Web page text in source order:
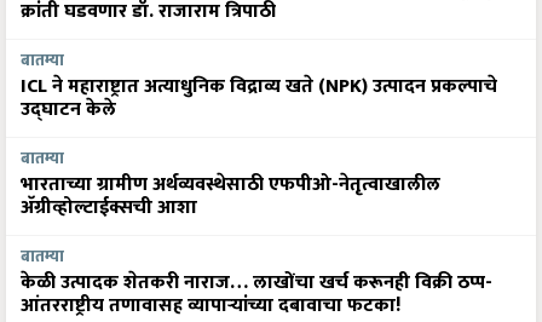
ICL ने महाराष्ट्रात अत्याधुनिक विद्राव्य खते (NPK) उत्पादन प्रकल्पाचे
उद्घाटन केले
भारताच्या ग्रामीण अर्थव्यवस्थेसाठी एफपीओ-नेतृत्वाखालील
अ‍ॅग्रीव्होल्टाईक्सची आशा
केळी उत्पादक शेतकरी नाराज… लाखोंचा खर्च करूनही विक्री ठप्प-
आंतरराष्ट्रीय तणावासह व्यापाऱ्यांच्या दबावाचा फटका!